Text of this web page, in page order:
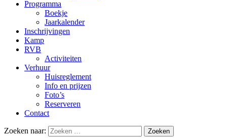
Programma
Boekje
Jaarkalender
Inschrijvingen
Kamp
RVB
Activiteiten
Verhuur
Huisreglement
Info en prijzen
Foto’s
Reserveren
Contact
Zoeken naar: